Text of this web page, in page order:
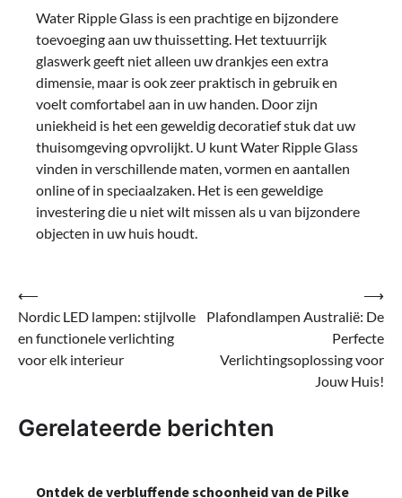
Water Ripple Glass is een prachtige en bijzondere
toevoeging aan uw thuissetting. Het textuurrijk
glaswerk geeft niet alleen uw drankjes een extra
dimensie, maar is ook zeer praktisch in gebruik en
voelt comfortabel aan in uw handen. Door zijn
uniekheid is het een geweldig decoratief stuk dat uw
thuisomgeving opvrolijkt. U kunt Water Ripple Glass
vinden in verschillende maten, vormen en aantallen
online of in speciaalzaken. Het is een geweldige
investering die u niet wilt missen als u van bijzondere
objecten in uw huis houdt.
Bericht
navigatie
⟵
Nordic LED lampen: stijlvolle
en functionele verlichting
voor elk interieur
Plafondlampen Australië: De
Perfecte
Verlichtingsoplossing voor
Jouw Huis!
⟶
Gerelateerde berichten
Ontdek de verbluffende schoonheid van de Pilke